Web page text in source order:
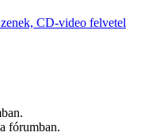
CD-video felvetel
fórumban.